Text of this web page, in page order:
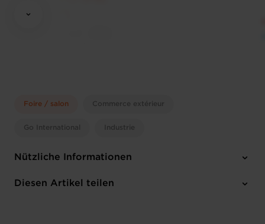
Foire / salon Commerce extérieur
Go International Industrie
Nützliche Informationen
Montag 17 Apr 2023 > Freitag 21 Apr 2023
Diesen Artikel teilen